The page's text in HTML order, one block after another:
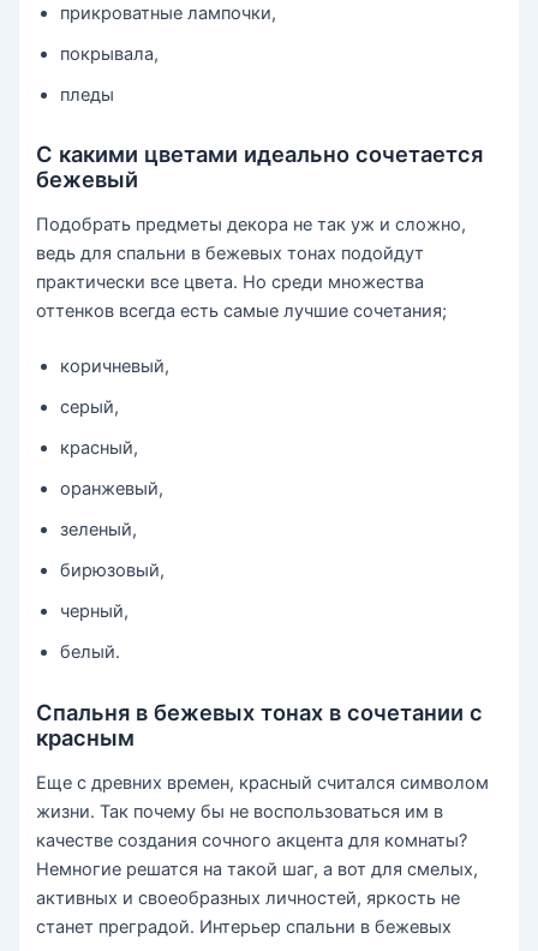
прикроватные лампочки,
покрывала,
пледы
С какими цветами идеально сочетается
бежевый
Подобрать предметы декора не так уж и сложно,
ведь для спальни в бежевых тонах подойдут
практически все цвета. Но среди множества
оттенков всегда есть самые лучшие сочетания;
коричневый,
серый,
красный,
оранжевый,
зеленый,
бирюзовый,
черный,
белый.
Спальня в бежевых тонах в сочетании с
красным
Еще с древних времен, красный считался символом
жизни. Так почему бы не воспользоваться им в
качестве создания сочного акцента для комнаты?
Немногие решатся на такой шаг, а вот для смелых,
активных и своеобразных личностей, яркость не
станет преградой. Интерьер спальни в бежевых